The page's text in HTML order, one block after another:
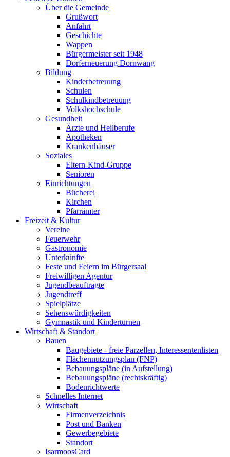
Über die Gemeinde
Grußwort
Anfahrt
Geschichte
Wappen
Bürgermeister seit 1948
Dorferneuerung Dornwang
Bildung
Kinderbetreuung
Schulen
Schulkindbetreuung
Volkshochschule
Gesundheit
Ärzte und Heilberufe
Apotheken
Krankenhäuser
Soziales
Eltern-Kind-Gruppe
Senioren
Einrichtungen
Bücherei
Kirchen
Pfarrämter
Freizeit & Kultur
Vereine
Feuerwehr
Gastronomie
Unterkünfte
Feste und Feiern im Bürgersaal
Freiwilligen Agentur
Jugendbeauftragte
Jugendtreff
Spielplätze
Sehenswürdigkeiten
Gymnastik und Kinderturnen
Wirtschaft & Standort
Bauen
Baugebiete - freie Parzellen, Interessentenlisten
Flächennutzungsplan (FNP)
Bebauungspläne (in Aufstellung)
Bebauungspläne (rechtskräftig)
Bodenrichtwerte
Schnelles Internet
Wirtschaft
Firmenverzeichnis
Post und Banken
Gewerbegebiete
Standort
IsarmoosCard